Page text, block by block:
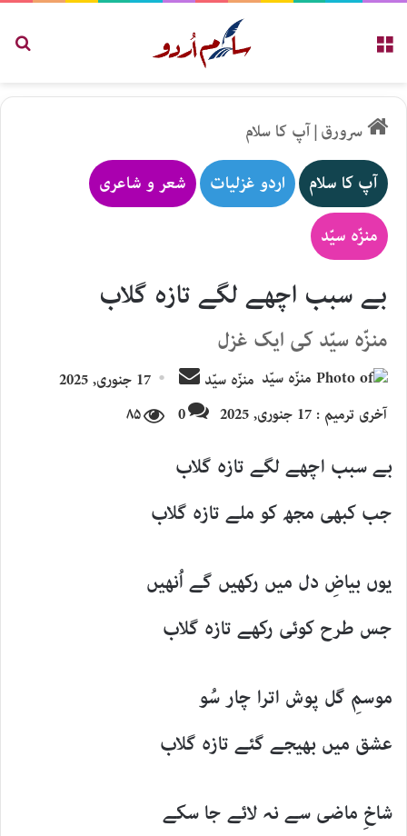
سرورق|آپ کا سلام
آپ کا سلام اردو غزلیات شعر و شاعری
منزّہ سیّد
بے سبب اچھے لگے تازہ گلاب
منزّہ سیّد کی ایک غزل
منزّہ سیّد
Send
email
17 جنوری, 2025
آخری ترمیم : 17 جنوری, 2025
0 ۸۵
بے سبب اچھے لگے تازہ گلاب
جب کبھی مجھ کو ملے تازہ گلاب
یوں بیاضِ دل میں رکھیں گے اُنھیں
جس طرح کوئی رکھے تازہ گلاب
موسمِ گل پوش اترا چار سُو
عشق میں بھیجے گئے تازہ گلاب
شاخِ ماضی سے نہ لائے جا سکے